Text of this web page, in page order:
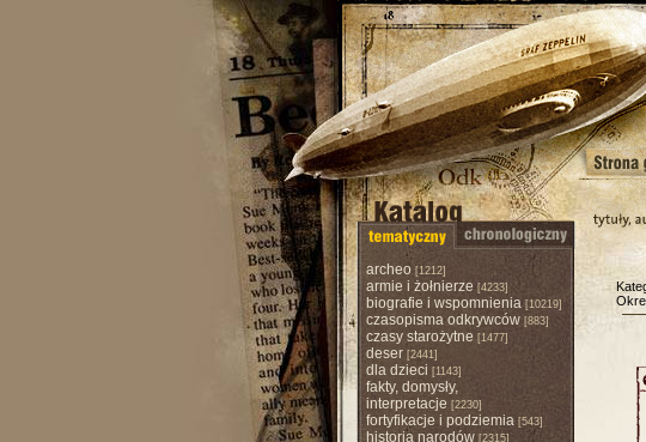
archeo [1212]
armie i żołnierze [4233]
biografie i wspomnienia[10219]
czasopisma odkrywców[883]
czasy starożytne [1477]
deser[2441]
dla dzieci [1143]
fakty, domysły,
interpretacje [2230]
fortyfikacje i podziemia[543]
historia narodów[2315]